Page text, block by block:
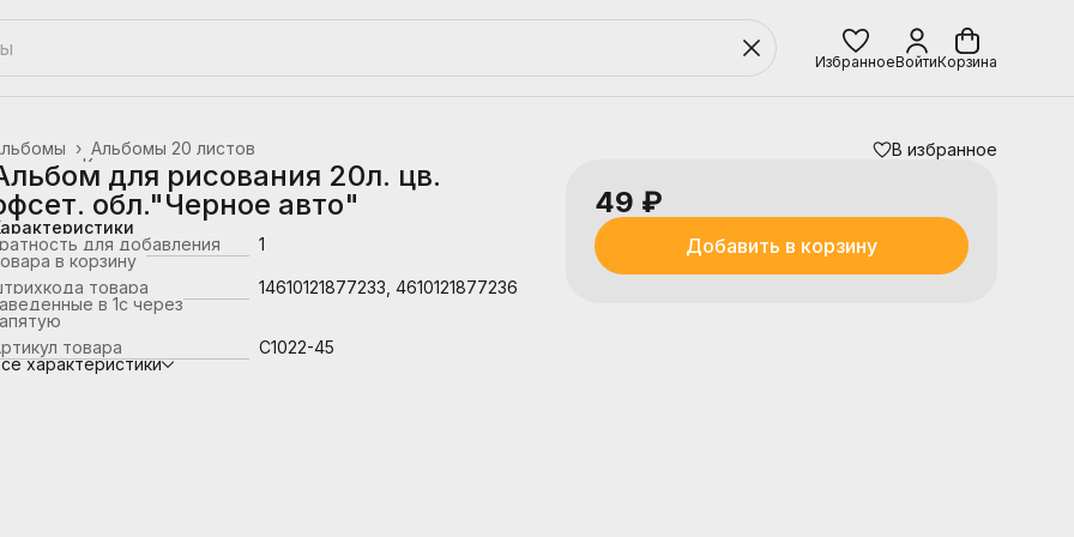
ИзбранноеВойтиКорзина
Альбомы 20 листов
›
Канцтовары, школьные принадлежности
для рисования 20л. цв.
обл."Черное авто"
для добавления
в корзину
1
товара
в 1с через
14610121877233, 4610121877236
товара
С1022-45
характеристики
В избранное
49 ₽
Добавить в корзину